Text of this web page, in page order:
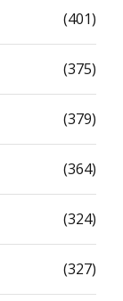
(401)
(375)
(379)
(364)
(324)
(327)